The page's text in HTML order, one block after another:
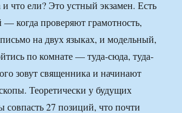
и что ели? Это устный экзамен. Есть
когда проверяют грамотность,
на двух языках, и модельный,
по комнате — туда-сюда, туда-
зовут священника и начинают
Теоретически у будущих
совпасть 27 позиций, что почти